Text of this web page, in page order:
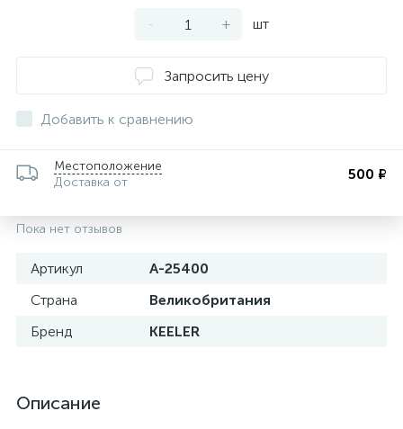
- + шт
Запросить цену
Добавить к сравнению
Местоположение
Доставка от
500 ₽
Пока нет отзывов
Артикул
A-25400
Страна
Великобритания
Бренд
KEELER
Описание